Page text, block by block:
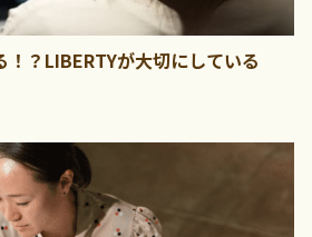
？LIBERTYが大切にしている